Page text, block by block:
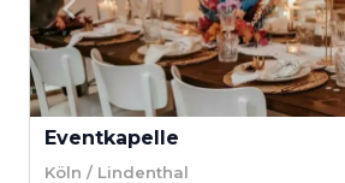
Eventkapelle
Köln / Lindenthal